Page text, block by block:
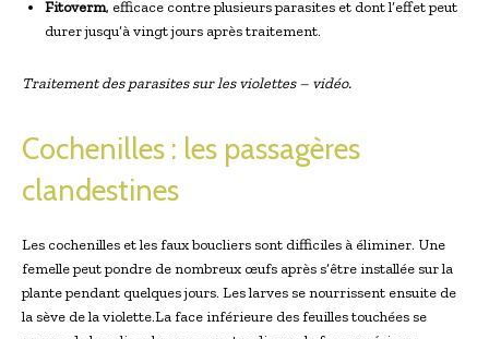
Fitoverm, efficace contre plusieurs parasites et dont l’effet peut
durer jusqu’à vingt jours après traitement.
Traitement des parasites sur les violettes – vidéo.
Cochenilles : les passagères
clandestines
Les cochenilles et les faux boucliers sont difficiles à éliminer. Une
femelle peut pondre de nombreux œufs après s’être installée sur la
plante pendant quelques jours. Les larves se nourrissent ensuite de
la sève de la violette.La face inférieure des feuilles touchées se